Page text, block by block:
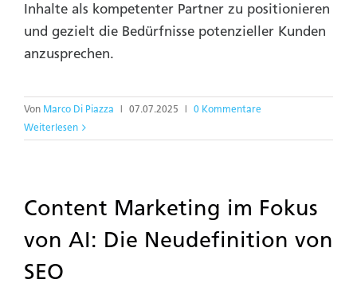
Inhalte als kompetenter Partner zu positionieren
und gezielt die Bedürfnisse potenzieller Kunden
anzusprechen.
Von Marco Di Piazza 07.07.2025
0 Kommentare
Weiterlesen
Content Marketing im Fokus
von AI: Die Neudefinition von
SEO